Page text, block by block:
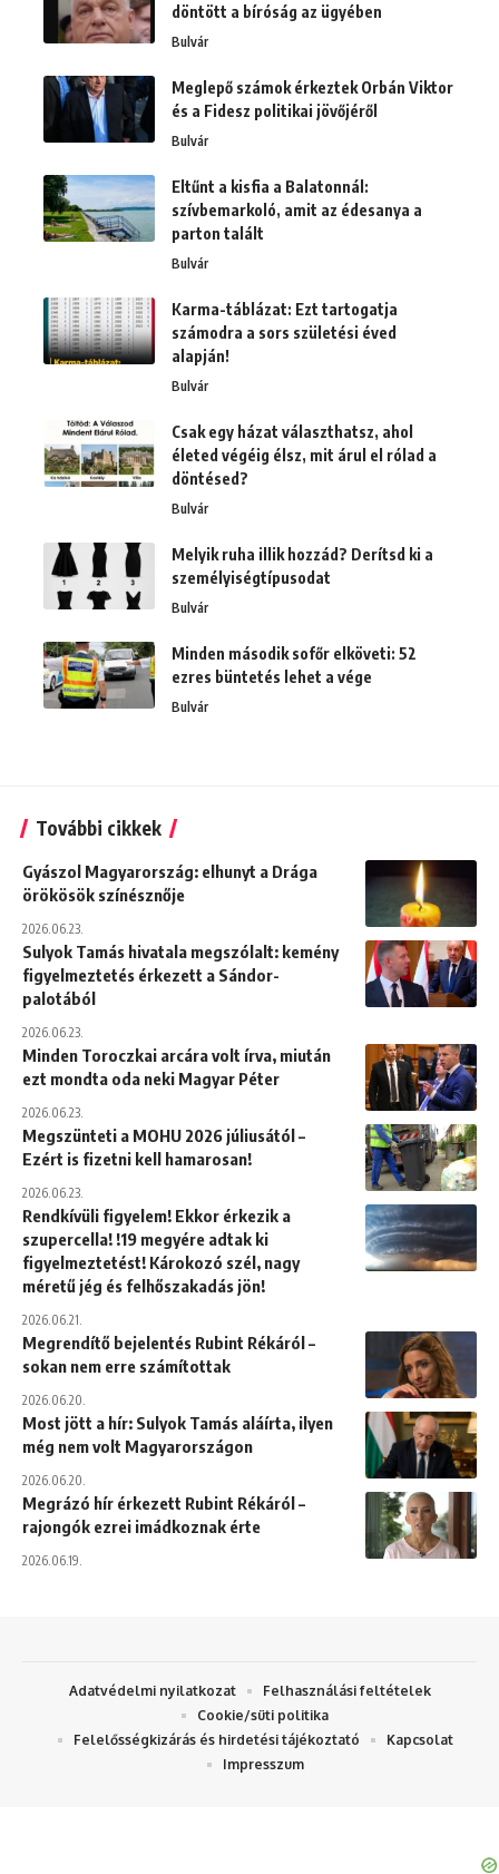
döntött a bíróság az ügyében
Bulvár
Meglepő számok érkeztek Orbán Viktor
és a Fidesz politikai jövőjéről
Bulvár
Eltűnt a kisfia a Balatonnál:
szívbemarkoló, amit az édesanya a
parton talált
Bulvár
Karma-táblázat: Ezt tartogatja
számodra a sors születési éved
alapján!
Bulvár
Csak egy házat választhatsz, ahol
életed végéig élsz, mit árul el rólad a
döntésed?
Bulvár
Melyik ruha illik hozzád? Derítsd ki a
személyiségtípusodat
Bulvár
Minden második sofőr elköveti: 52
ezres büntetés lehet a vége
Bulvár
További cikkek
Gyászol Magyarország: elhunyt a Drága
örökösök színésznője
2026.06.23.
Sulyok Tamás hivatala megszólalt: kemény
figyelmeztetés érkezett a Sándor-
palotából
2026.06.23.
Minden Toroczkai arcára volt írva, miután
ezt mondta oda neki Magyar Péter
2026.06.23.
Megszünteti a MOHU 2026 júliusától –
Ezért is fizetni kell hamarosan!
2026.06.23.
Rendkívüli figyelem! Ekkor érkezik a
szupercella! !19 megyére adtak ki
figyelmeztetést! Károkozó szél, nagy
méretű jég és felhőszakadás jön!
2026.06.21.
Megrendítő bejelentés Rubint Rékáról –
sokan nem erre számítottak
2026.06.20.
Most jött a hír: Sulyok Tamás aláírta, ilyen
még nem volt Magyarországon
2026.06.20.
Megrázó hír érkezett Rubint Rékáról –
rajongók ezrei imádkoznak érte
2026.06.19.
Adatvédelmi nyilatkozat
Felhasználási feltételek
Cookie/süti politika
Felelősségkizárás és hirdetési tájékoztató
Kapcsolat
Impresszum